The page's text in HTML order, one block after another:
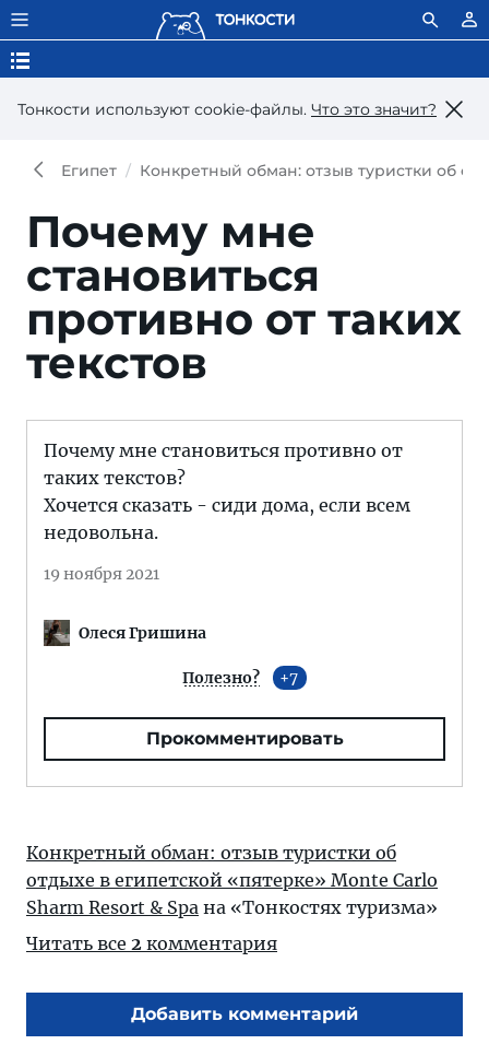
Тонкости используют сookie-файлы. Что это значит?
Египет Конкретный обман: отзыв туристки об
Почему мне
становиться
противно от таких
текстов
Почему мне становиться противно от
таких текстов?
Хочется сказать - сиди дома, если всем
недовольна.
19 ноября 2021
Олеся Гришина
Полезно? 7
Прокомментировать
Конкретный обман: отзыв туристки об
отдыхе в египетской «пятерке» Monte Carlo
Sharm Resort & Spa на «Тонкостях туризма»
Читать все 2 комментария
Добавить комментарий